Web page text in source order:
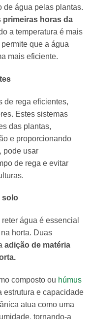
de água pelas plantas.
primeiras horas da
a temperatura é mais
que a água
mais eficiente.
de rega eficientes,
Estes sistemas
das plantas,
e proporcionando
pode usar
de rega e evitar
solo
água é essencial
horta. Duas
adição de matéria
composto ou húmus
estrutura e capacidade
atua como uma
tornando-a